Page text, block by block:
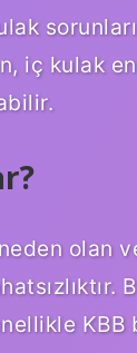
iç kulak
olan
KBB